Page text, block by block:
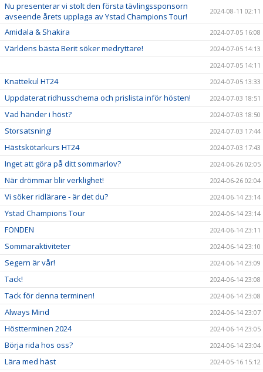
Nu presenterar vi stolt den första tävlingssponsorn
avseende årets upplaga av Ystad Champions Tour!
2024-08-11 02:11
Amidala & Shakira 2024-07-05 16:08
Världens bästa Berit söker medryttare!
2024-07-05 14:13
2024-07-05 14:11
Knattekul HT24 2024-07-05 13:33
Uppdaterat ridhusschema och prislista inför hösten! 2024-07-03 18:51
Vad händer i höst? 2024-07-03 18:50
Storsatsning! 2024-07-03 17:44
Hästskötarkurs HT24 2024-07-03 17:43
Inget att göra på ditt sommarlov? 2024-06-26 02:05
När drömmar blir verklighet! 2024-06-26 02:04
Vi söker ridlärare - är det du? 2024-06-14 23:14
Ystad Champions Tour 2024-06-14 23:14
FONDEN 2024-06-14 23:11
Sommaraktiviteter 2024-06-14 23:10
Segern är vår! 2024-06-14 23:09
Tack! 2024-06-14 23:08
Tack för denna terminen! 2024-06-14 23:08
Always Mind 2024-06-14 23:07
Höstterminen 2024 2024-06-14 23:05
Börja rida hos oss? 2024-06-14 23:04
Lära med häst 2024-05-16 15:12